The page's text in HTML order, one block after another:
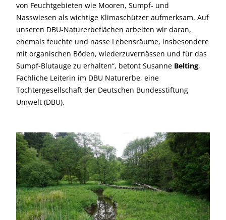
von Feuchtgebieten wie Mooren, Sumpf- und
Nasswiesen als wichtige Klimaschützer aufmerksam. Auf
unseren DBU-Naturerbeflächen arbeiten wir daran,
ehemals feuchte und nasse Lebensräume, insbesondere
mit organischen Böden, wiederzuvernässen und für das
Sumpf-Blutauge zu erhalten“, betont Susanne Belting,
Fachliche Leiterin im DBU Naturerbe, eine
Tochtergesellschaft der Deutschen Bundesstiftung
Umwelt (DBU).